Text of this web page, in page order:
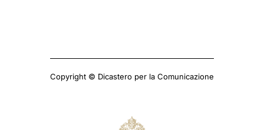
Copyright © Dicastero per la Comunicazione